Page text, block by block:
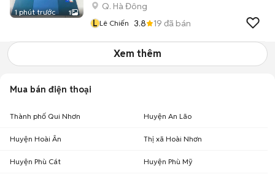
1 phút trước 1
Q. Hà Đông
L Lê Chiến 3.8 19 đã bán
Xem thêm
Mua bán điện thoại
Thành phố Qui Nhơn Huyện An Lão
Huyện Hoài Ân Thị xã Hoài Nhơn
Huyện Phù Cát Huyện Phù Mỹ